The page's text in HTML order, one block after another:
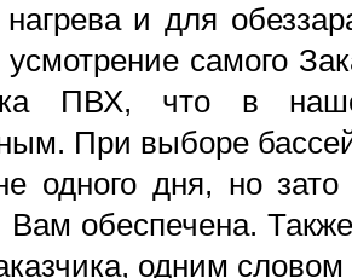
и для
самого
ПВХ, что в
При выборе
одного дня, но
Вам обеспечена.
одним словом